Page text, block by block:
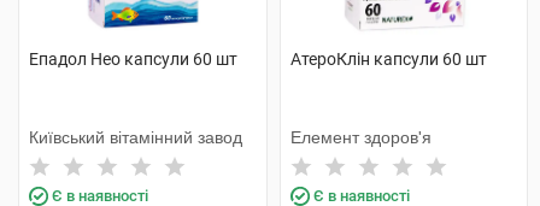
Епадол Нео капсули 60 шт
Київський вітамінний завод
Є в наявності
АтероКлін капсули 60 шт
Елемент здоров'я
Є в наявності